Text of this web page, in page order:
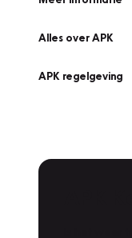
Alles over APK
APK regelgeving